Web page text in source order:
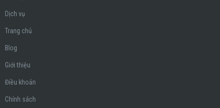
Dịch vụ
Trang chủ
Blog
Giới thiệu
Điều khoản
Chính sách